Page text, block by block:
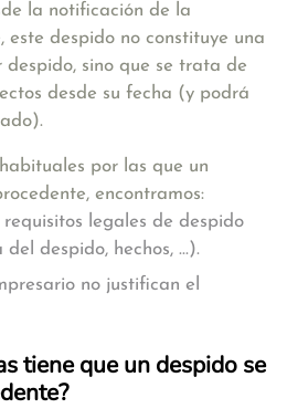
la notificación de la
este despido no constituye una
despido, sino que se trata de
desde su fecha (y podrá
por las que un
encontramos:
legales de despido
despido, hechos, ...).
no justifican el
tiene que un despido se